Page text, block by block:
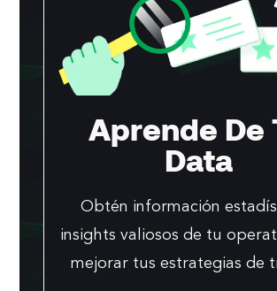
Aprende De
Data
Obtén información
insights valiosos de tu
mejorar tus estrategias de